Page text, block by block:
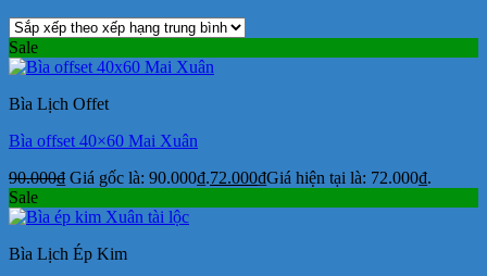
Sale
Bìa Lịch Offet
Bìa offset 40×60 Mai Xuân
90.000₫ Giá gốc là: 90.000₫.72.000₫Giá hiện tại là: 72.000₫.
Sale
Bìa Lịch Ép Kim